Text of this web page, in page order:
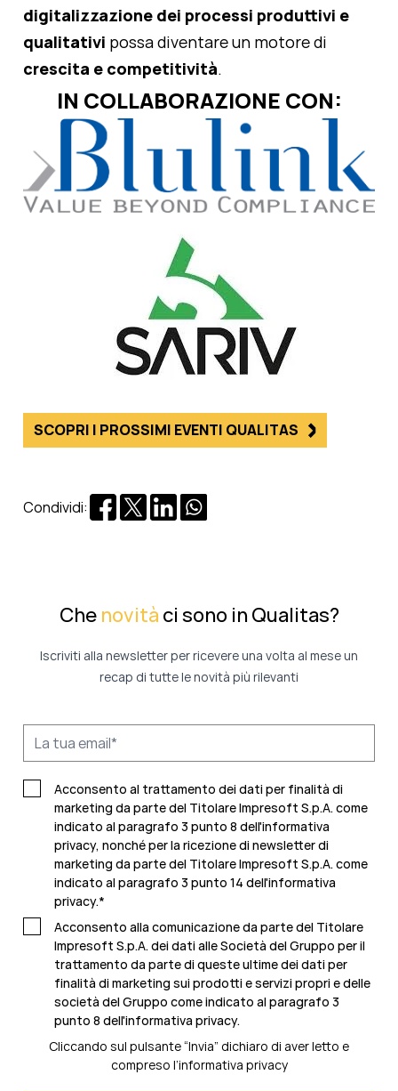
digitalizzazione dei processi produttivi e
qualitativi possa diventare un motore di
crescita e competitività.
IN COLLABORAZIONE CON:
SCOPRI I PROSSIMI EVENTI QUALITAS
Condividi:
Che novità ci sono in Qualitas?
Iscriviti alla newsletter per ricevere una volta al mese un
recap di tutte le novità più rilevanti
Acconsento al trattamento dei dati per finalità di
marketing da parte del Titolare Impresoft S.p.A. come
indicato al paragrafo 3 punto 8 dell'informativa
privacy, nonché per la ricezione di newsletter di
marketing da parte del Titolare Impresoft S.p.A. come
indicato al paragrafo 3 punto 14 dell'informativa
privacy.*
Acconsento alla comunicazione da parte del Titolare
Impresoft S.p.A. dei dati alle Società del Gruppo per il
trattamento da parte di queste ultime dei dati per
finalità di marketing sui prodotti e servizi propri e delle
società del Gruppo come indicato al paragrafo 3
punto 8 dell'informativa privacy.
Cliccando sul pulsante “Invia” dichiaro di aver letto e
compreso l’informativa privacy